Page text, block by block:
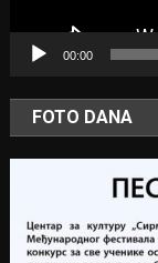
00:00
FOTO DANA